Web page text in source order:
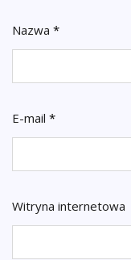
Nazwa *
E-mail *
Witryna internetowa